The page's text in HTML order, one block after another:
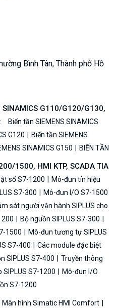
Bình Tân, Thành phố Hồ
G110/G120/G130,
Biến tần SIEMENS SINAMICS
G120
Biến tần SIEMENS
SINAMICS G150 BIẾN TẦN
1500, HMI KTP, SCADA TIA
số S7-1200
Mô-đun tín hiệu
S7-300
Mô-đun I/O S7-1500
sát người vận hành SIPLUS cho
Bộ nguồn SIPLUS S7-300
1500
Mô-đun tương tự SIPLUS
S7-400
Các module đặc biệt
SIPLUS S7-400
Truyền thông
SIPLUS S7-1200
Mô-đun I/O
S7-1200
Màn hình Simatic HMI Comfort